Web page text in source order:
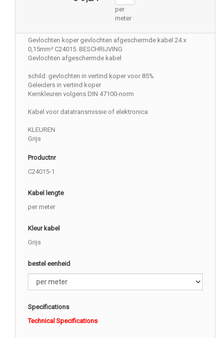
per
meter
Gevlochten koper gevlochten afgeschermde kabel 24 x
0,15mm² C24015. BESCHRIJVING
Gevlochten afgeschermde kabel
schild: gevlochten in vertind koper voor 85%
Geleiders in vertind koper
Kernkleuren volgens DIN 47100-norm
Kabel voor datatransmissie of elektronica
KLEUREN
Grijs
Productnr
C24015-1
Kabel lengte
per meter
Kleur kabel
Grijs
bestel eenheid
Specifications
Technical Specifications